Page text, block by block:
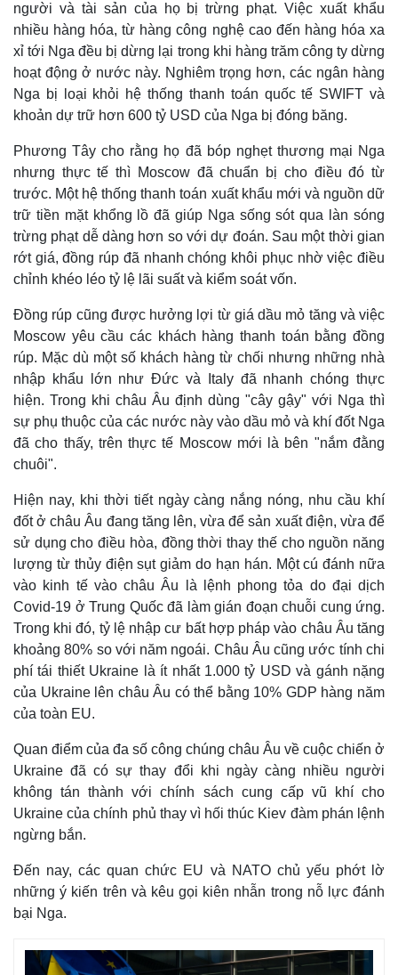
Bất động sản
Khởi nghiệp
Giá vàng
Tiêu dùng
Tỷ giá
Chứng khoán
Giá cà phê
người và tài sản của họ bị trừng phạt. Việc xuất khẩu
nhiều hàng hóa, từ hàng công nghệ cao đến hàng hóa xa
xỉ tới Nga đều bị dừng lại trong khi hàng trăm công ty dừng
hoạt động ở nước này. Nghiêm trọng hơn, các ngân hàng
Nga bị loại khỏi hệ thống thanh toán quốc tế SWIFT và
khoản dự trữ hơn 600 tỷ USD của Nga bị đóng băng.
Phương Tây cho rằng họ đã bóp nghẹt thương mại Nga
nhưng thực tế thì Moscow đã chuẩn bị cho điều đó từ
trước. Một hệ thống thanh toán xuất khẩu mới và nguồn dữ
trữ tiền mặt khổng lồ đã giúp Nga sống sót qua làn sóng
trừng phạt dễ dàng hơn so với dự đoán. Sau một thời gian
rớt giá, đồng rúp đã nhanh chóng khôi phục nhờ việc điều
chỉnh khéo léo tỷ lệ lãi suất và kiểm soát vốn.
Đồng rúp cũng được hưởng lợi từ giá dầu mỏ tăng và việc
Moscow yêu cầu các khách hàng thanh toán bằng đồng
rúp. Mặc dù một số khách hàng từ chối nhưng những nhà
nhập khẩu lớn như Đức và Italy đã nhanh chóng thực
hiện. Trong khi châu Âu định dùng "cây gậy" với Nga thì
sự phụ thuộc của các nước này vào dầu mỏ và khí đốt Nga
đã cho thấy, trên thực tế Moscow mới là bên "nắm đằng
chuôi".
Hiện nay, khi thời tiết ngày càng nắng nóng, nhu cầu khí
đốt ở châu Âu đang tăng lên, vừa để sản xuất điện, vừa để
sử dụng cho điều hòa, đồng thời thay thế cho nguồn năng
lượng từ thủy điện sụt giảm do hạn hán. Một cú đánh nữa
vào kinh tế vào châu Âu là lệnh phong tỏa do đại dịch
Covid-19 ở Trung Quốc đã làm gián đoạn chuỗi cung ứng.
Trong khi đó, tỷ lệ nhập cư bất hợp pháp vào châu Âu tăng
khoảng 80% so với năm ngoái. Châu Âu cũng ước tính chi
phí tái thiết Ukraine là ít nhất 1.000 tỷ USD và gánh nặng
của Ukraine lên châu Âu có thể bằng 10% GDP hàng năm
của toàn EU.
Quan điểm của đa số công chúng châu Âu về cuộc chiến ở
Ukraine đã có sự thay đổi khi ngày càng nhiều người
không tán thành với chính sách cung cấp vũ khí cho
Ukraine của chính phủ thay vì hối thúc Kiev đàm phán lệnh
ngừng bắn.
Đến nay, các quan chức EU và NATO chủ yếu phớt lờ
những ý kiến trên và kêu gọi kiên nhẫn trong nỗ lực đánh
bại Nga.